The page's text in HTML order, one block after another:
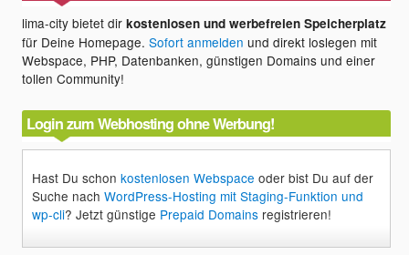
lima-city bietet dirkostenlosen und werbefreien Speicherplatz
für Deine Homepage.Sofort anmelden und direkt loslegen mit
Webspace, PHP, Datenbanken, günstigen Domains und einer
tollen Community!
Login zum Webhosting ohne Werbung!
Hast Du schonkostenlosen Webspace oder bist Du auf der
Suche nachWordPress-Hosting mit Staging-Funktion und
wp-cli? Jetzt günstige Prepaid Domains registrieren!